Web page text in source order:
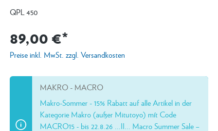
QPL 450
89,00 €*
Preise inkl. MwSt. zzgl. Versandkosten
MAKRO - MACRO
Makro-Sommer - 15% Rabatt auf alle Artikel in der
Kategorie Makro (außer Mitutoyo) mít Code
MACRO15 - bis 22.8.26 ...II... Macro Summer Sale –